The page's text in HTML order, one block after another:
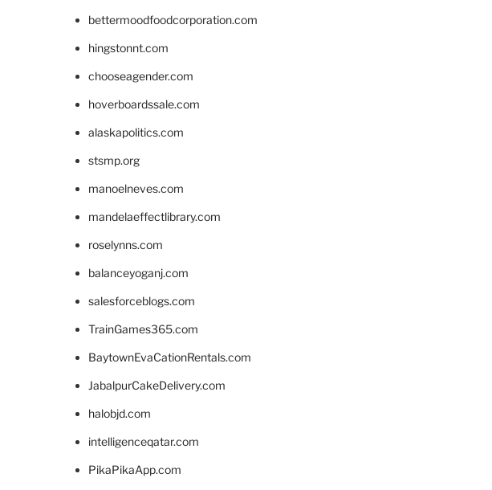
bettermoodfoodcorporation.com
hingstonnt.com
chooseagender.com
hoverboardssale.com
alaskapolitics.com
stsmp.org
manoelneves.com
mandelaeffectlibrary.com
roselynns.com
balanceyoganj.com
salesforceblogs.com
TrainGames365.com
BaytownEvaCationRentals.com
JabalpurCakeDelivery.com
halobjd.com
intelligenceqatar.com
PikaPikaApp.com